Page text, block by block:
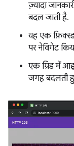
ज़्यादा
बदल जाती है.
यह एक
पर नेविगेट
एक ग्रिड में
जगह बदलती